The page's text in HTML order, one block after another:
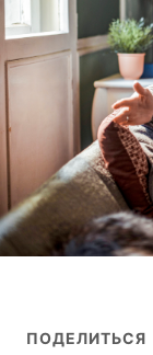
ПОДЕЛИТЬСЯ